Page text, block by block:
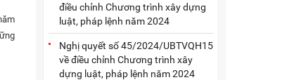
điều chỉnh Chương trình xây dựng
luật, pháp lệnh năm 2024
Nghị quyết số 45/2024/UBTVQH15
về điều chỉnh Chương trình xây
dựng luật, pháp lệnh năm 2024